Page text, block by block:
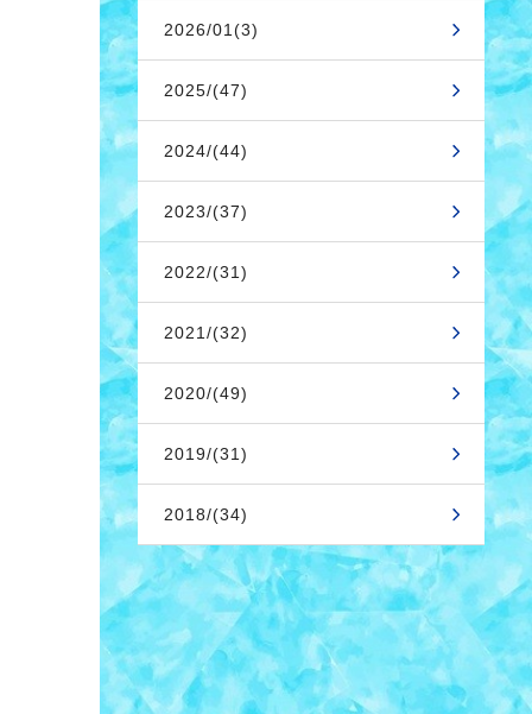
2026/01(3)
2025/(47)
2024/(44)
2023/(37)
2022/(31)
2021/(32)
2020/(49)
2019/(31)
2018/(34)